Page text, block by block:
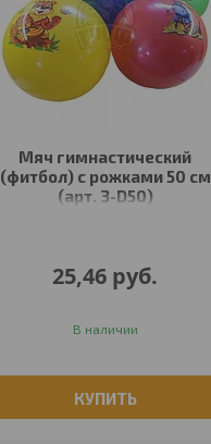
Мяч гимнастический
(фитбол) с рожками 50 см
(арт. 3-D50)
25,46 руб.
В наличии
КУПИТЬ